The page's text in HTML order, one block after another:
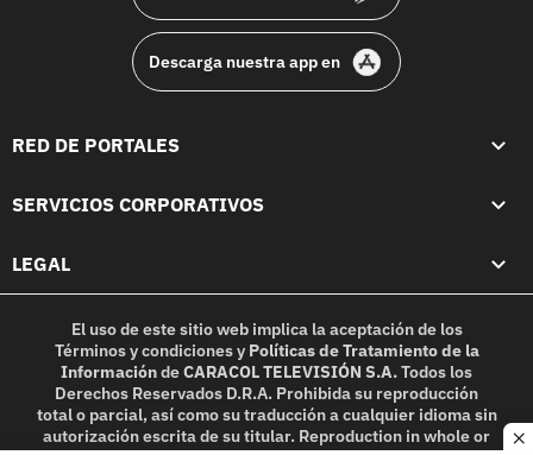
Descarga nuestra app en
RED DE PORTALES
SERVICIOS CORPORATIVOS
LEGAL
El uso de este sitio web implica la aceptación de los
Términos y condicionesy Políticas de Tratamiento de la
InformacióndeCARACOL TELEVISIÓN S.A.Todos los
Derechos Reservados D.R.A. Prohibida su reproducción
total o parcial, así como su traducción a cualquier idioma sin
autorización escrita de su titular. Reproduction in whole or